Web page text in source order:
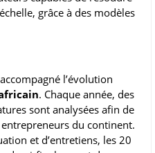
grâce à des modèles
l’évolution
. Chaque année, des
sont analysées afin de
du continent.
et d’entretiens, les 20